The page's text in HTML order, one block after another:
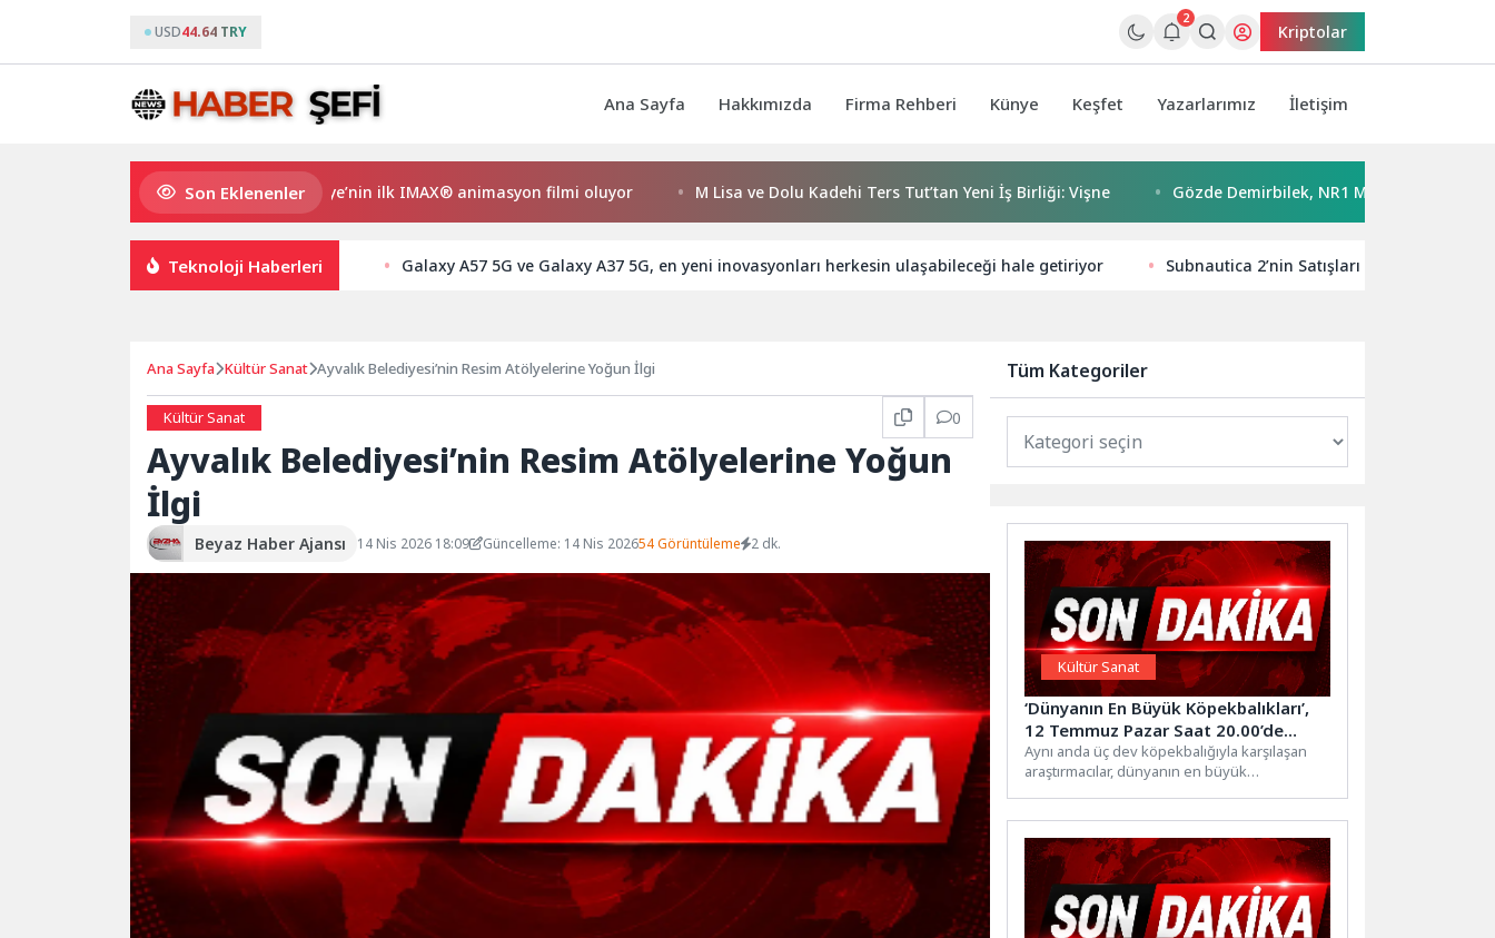
USD44.64 TRY
2
Kriptolar
Ana Sayfa Hakkımızda Firma Rehberi Künye Keşfet Yazarlarımız İletişim
Son Eklenenler
Gupi ve Gülmeyen Kral Türkiye’nin ilk IMAX® animasyon filmi oluyor M Lisa ve Dolu Kadehi Ters Tut’tan Yeni İş Birliği: Vişne Gözde Demirbilek, NR1 Magazin’de: ‘Son
Teknoloji Haberleri Galaxy A57 5G ve Galaxy A37 5G, en yeni inovasyonları herkesin ulaşabileceği hale getiriyor Subnautica 2’nin Satışları 5 Milyonu Aştı
Ana Sayfa Kültür Sanat Ayvalık Belediyesi’nin Resim Atölyelerine Yoğun İlgi
Kültür Sanat 0
Ayvalık Belediyesi’nin Resim Atölyelerine Yoğun
İlgi
Beyaz Haber Ajansı 14 Nis 2026 18:09 Güncelleme: 14 Nis 202654 Görüntüleme 2 dk.
Tüm Kategoriler
Kültür Sanat
‘Dünyanın En Büyük Köpekbalıkları’,
12 Temmuz Pazar Saat 20.00’de
National Geographic WILD
Ekranlarında İzleyicilerle Buluşuyor!
Aynı anda üç dev köpekbalığıyla karşılaşan
araştırmacılar, dünyanın en büyük